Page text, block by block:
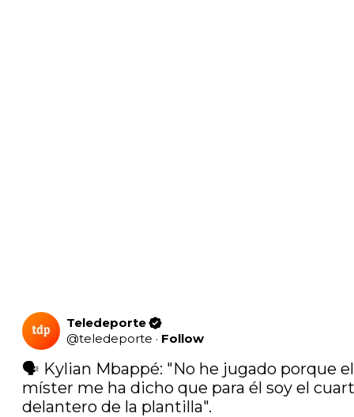
Teledeporte
@teledeporte · Follow
🗣️ Kylian Mbappé: "No he jugado porque el
míster me ha dicho que para él soy el
delantero de la plantilla".